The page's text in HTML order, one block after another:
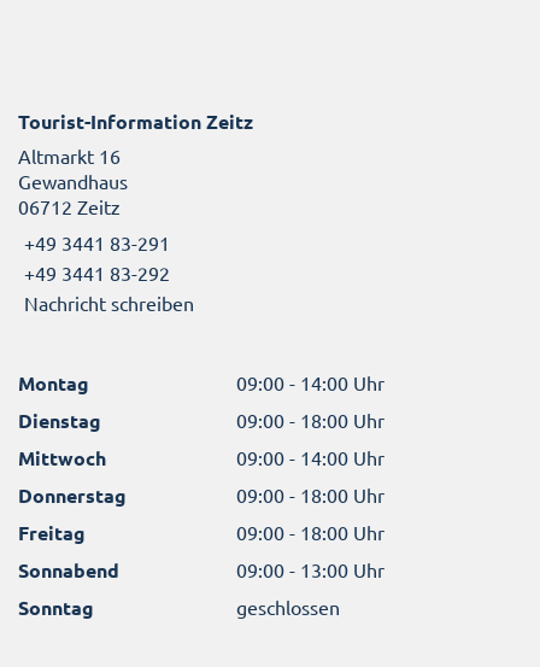
Tourist-Information Zeitz
Altmarkt 16
Gewandhaus
06712 Zeitz
+49 3441 83-291
+49 3441 83-292
Nachricht schreiben
Montag 09:00 - 14:00 Uhr
Dienstag 09:00 - 18:00 Uhr
Mittwoch 09:00 - 14:00 Uhr
Donnerstag 09:00 - 18:00 Uhr
Freitag 09:00 - 18:00 Uhr
Sonnabend 09:00 - 13:00 Uhr
Sonntag geschlossen